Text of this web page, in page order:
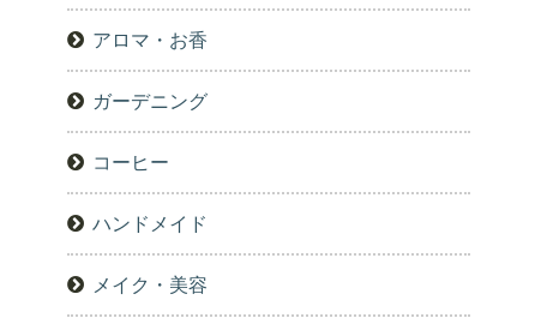
アロマ・お香
ガーデニング
コーヒー
ハンドメイド
メイク・美容